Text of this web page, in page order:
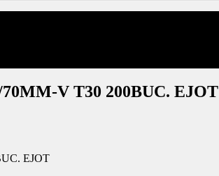
V T30 200BUC. EJOT
EJOT